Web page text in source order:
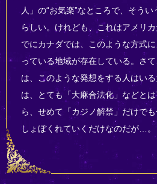
人」の“お気楽”なところで、そう
らしい。けれども、これはアメリ
でにカナダでは、このような方式
っている地域が存在している。さ
は、このような発想をする人はい
は、とても「大麻合法化」などと
ら、せめて「カジノ解禁」だけでも
しょぼくれていくだけなのだが…。